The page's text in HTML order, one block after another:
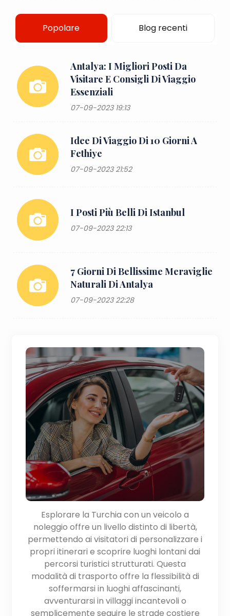
Esplorare la Turchia con un veicolo a
noleggio offre un livello distinto di libertà,
permettendo ai visitatori di personalizzare i
propri itinerari e scoprire luoghi lontani dai
percorsi turistici strutturati. Questa
modalità di trasporto offre la flessibilità di
soffermarsi in luoghi affascinanti,
avventurarsi in villaggi incantevoli o
semplicemente seguire le strade costiere
Popolare Blog recenti
Antalya: I Migliori Posti Da
Visitare E Consigli Di Viaggio
Essenziali
07-09-2023 19:13
Idee Di Viaggio Di 10 Giorni A
Fethiye
07-09-2023 21:52
I Posti Più Belli Di Istanbul
07-09-2023 22:13
7 Giorni Di Bellissime Meraviglie
Naturali Di Antalya
07-09-2023 22:28